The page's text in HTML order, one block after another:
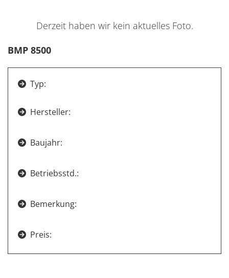
Derzeit haben wir kein aktuelles Foto.
BMP 8500
 Typ:
 Hersteller:
 Baujahr:
 Betriebsstd.:
 Bemerkung:
 Preis: